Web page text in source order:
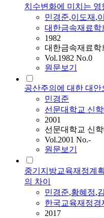
치수변화에 미치는 영
민경준,이도재 ,
대한금속재료학
1982
대한금속재료학
Vol.1982 No.0
원문보기
공산주의에 대한 대안
민경준
선문대학교 신
2001
선문대학교 신
Vol.2001 No.-
원문보기
중기지방교육재정계
의 차이
민경준,황혜정,
한국교육재정경
2017